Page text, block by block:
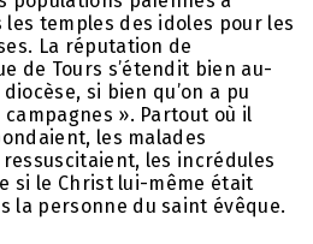
les temples des idoles pour les
La réputation de
de Tours s’étendit bien au-
si bien qu’on a pu
campagnes ». Partout où il
les malades
les incrédules
si le Christ lui-même était
la personne du saint évêque.